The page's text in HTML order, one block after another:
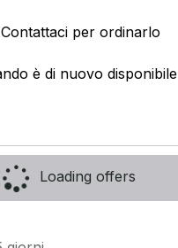
Contattaci per ordinarlo
è di nuovo disponibile
Loading offers